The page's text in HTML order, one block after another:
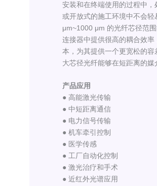
安装和在终端使用的过程中
或开放式的施工环境中不会
μm~1000 μm 的光纤芯径范
连接器中提供很高的耦合效
本，为其提供一个更宽松的
大芯径光纤能够在短距离的
产品应用
● 高能激光传输
● 中短距离通信
● 电力信号传输
● 机车牵引控制
● 医学传感
● 工厂自动化控制
● 激光治疗和手术
● 近红外光谱应用